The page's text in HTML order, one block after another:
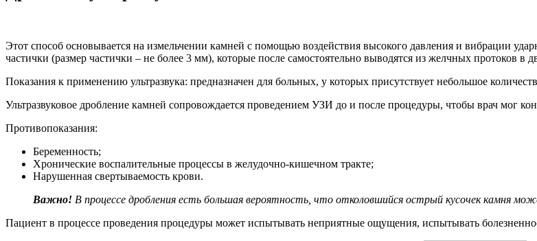
Этот способ основывается на измельчении камней с помощью воздействия высокого давления и вибрации
частички (размер частички – не более 3 мм), которые после самостоятельно выводятся из желчных протоков в
Показания к применению ультразвука: предназначен для больных, у которых присутствует небольшое
Ультразвуковое дробление камней сопровождается проведением УЗИ до и после процедуры, чтобы врач мог
Противопоказания:
Беременность;
Хронические воспалительные процессы в желудочно-кишечном тракте;
Нарушенная свертываемость крови.
Важно! В процессе дробления есть большая вероятность, что отколовшийся острый кусочек камня
Пациент в процессе проведения процедуры может испытывать неприятные ощущения, испытывать